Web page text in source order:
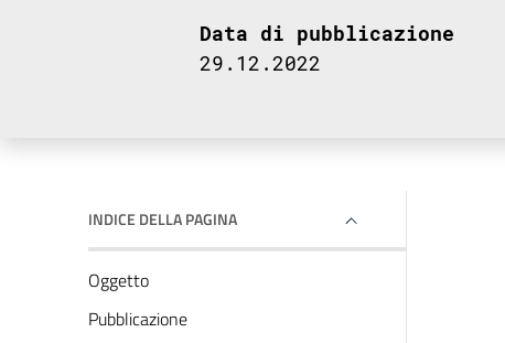
Data di pubblicazione
29.12.2022
INDICE DELLA PAGINA
Oggetto
Pubblicazione